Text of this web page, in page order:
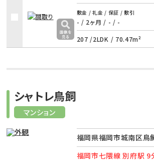
敷金 / 礼金 / 保証 / 敷引
- / 2ヶ月 / - / -
207 /2LDK / 70.47m²
マンション
シャトレ鳥飼
福岡県福岡市城南区鳥
福岡市七隈線 別府駅 9